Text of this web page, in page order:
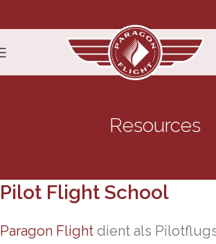
Resources
Pilot Flight School
Paragon Flight dient als